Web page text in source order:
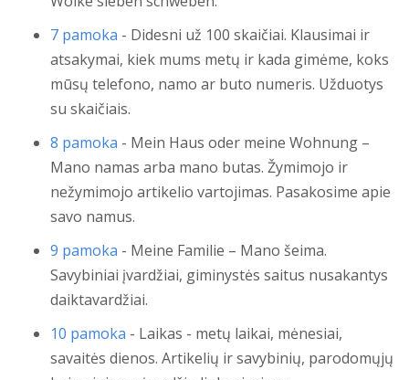
7 pamoka - Didesni už 100 skaičiai. Klausimai ir
atsakymai, kiek mums metų ir kada gimėme, koks
mūsų telefono, namo ar buto numeris. Užduotys
su skaičiais.
8 pamoka - Mein Haus oder meine Wohnung –
Mano namas arba mano butas. Žymimojo ir
nežymimojo artikelio vartojimas. Pasakosime apie
savo namus.
9 pamoka - Meine Familie – Mano šeima.
Savybiniai įvardžiai, giminystės saitus nusakantys
daiktavardžiai.
10 pamoka - Laikas - metų laikai, mėnesiai,
savaitės dienos. Artikelių ir savybinių, parodomųjų